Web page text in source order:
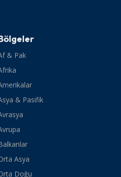
& Pak
& Pasifik
Asya
Doğu